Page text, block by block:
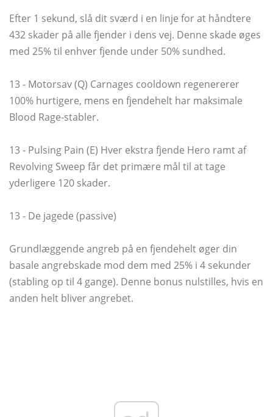
Efter 1 sekund, slå dit sværd i en linje for at håndtere
432 skader på alle fjender i dens vej. Denne skade øges
med 25% til enhver fjende under 50% sundhed.
13 - Motorsav (Q) Carnages cooldown regenererer
100% hurtigere, mens en fjendehelt har maksimale
Blood Rage-stabler.
13 - Pulsing Pain (E) Hver ekstra fjende Hero ramt af
Revolving Sweep får det primære mål til at tage
yderligere 120 skader.
13 - De jagede (passive)
Grundlæggende angreb på en fjendehelt øger din
basale angrebskade mod dem med 25% i 4 sekunder
(stabling op til 4 gange). Denne bonus nulstilles, hvis en
anden helt bliver angrebet.